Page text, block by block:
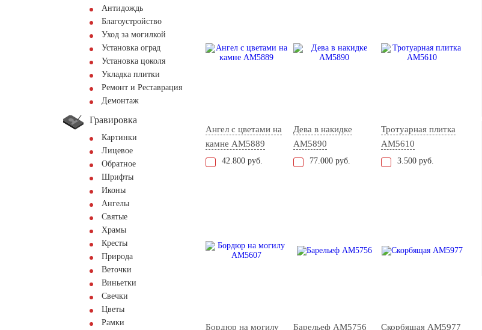
Антидождь
Благоустройство
Уход за могилкой
Установка оград
Установка цоколя
Укладка плитки
Ремонт и Реставрация
Демонтаж
Гравировка
Картинки
Лицевое
Обратное
Шрифты
Иконы
Ангелы
Святые
Храмы
Кресты
Природа
Веточки
Виньетки
Свечки
Цветы
Рамки
Ангел с цветами на
камне AM5889
42.800 руб.
Дева в накидке
AM5890
77.000 руб.
Тротуарная плитка
AM5610
3.500 руб.
Бордюр на могилу Барельеф AM5756 Скорбящая AM5977